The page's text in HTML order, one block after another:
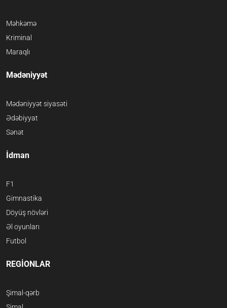
Məhkəmə
Kriminal
Maraqlı
Mədəniyyət
Mədəniyyət siyasəti
Ədəbiyyat
Sənət
İdman
F1
Gimnastika
Döyüş növləri
Əl oyunları
Futbol
REGİONLAR
Şimal-qərb